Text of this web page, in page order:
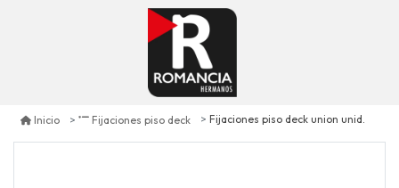
Inicio Fijaciones piso deck Fijaciones piso deck union unid.